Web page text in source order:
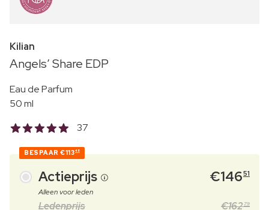
Kilian
Angels’ Share EDP
Eau de Parfum
50 ml
37
BESPAAR €11348
Actieprijs €14651
Alleen voor leden
Ledenprijs €162 79